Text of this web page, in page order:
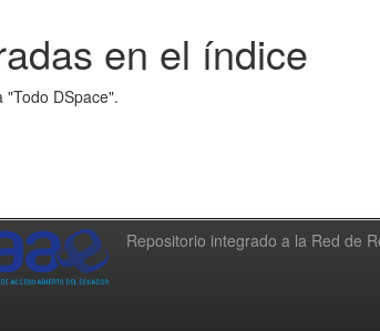
en el índice
DSpace".
Repositorio integrado a la Red de